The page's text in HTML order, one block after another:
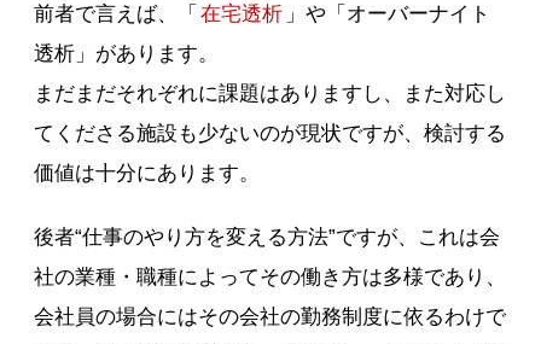
前者で言えば、「 在宅透析 」や「オーバーナイト
透析」があります。
まだまだそれぞれに課題はありますし、また対応し
てくださる施設も少ないのが現状ですが、検討する
価値は十分にあります。
後者“仕事のやり方を変える方法”ですが、これは会
社の業種・職種によってその働き方は多様であり、
会社員の場合にはその会社の勤務制度に依るわけで